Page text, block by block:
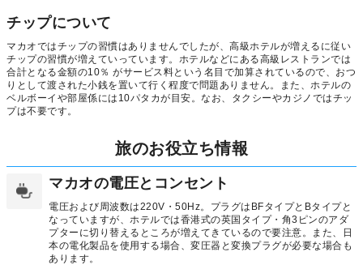
チップについて
マカオではチップの習慣はありませんでしたが、高級ホテルが増えるに従い
チップの習慣が増えていっています。ホテルなどにある高級レストランでは
合計となる金額の10％ がサービス料という名目で加算されているので、おつ
りとして渡された小銭を置いて行く程度で問題ありません。また、ホテルの
ベルボーイや部屋係には10パタカが目安。なお、タクシーやカジノではチッ
プは不要です。
旅のお役立ち情報
マカオの電圧とコンセント
電圧および周波数は220V・50Hz。プラグはBFタイプとBタイプと
なっていますが、ホテルでは香港式の英国タイプ・角3ピンのアダ
プターに切り替えるところが増えてきているので要注意。また、日
本の電化製品を使用する場合、変圧器と変換プラグが必要な場合も
あります。